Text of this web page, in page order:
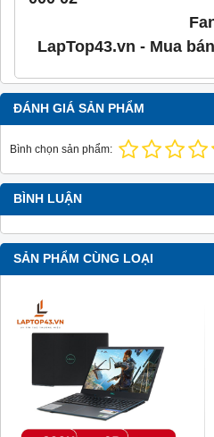
LapTop43.vn - Mua
ĐÁNH GIÁ SẢN PHẨM
Bình chọn sản phẩm:
BÌNH LUẬN
SẢN PHẨM CÙNG LOẠI